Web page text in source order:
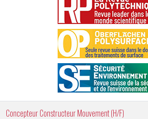
Concepteur Constructeur Mouvement (H/F)